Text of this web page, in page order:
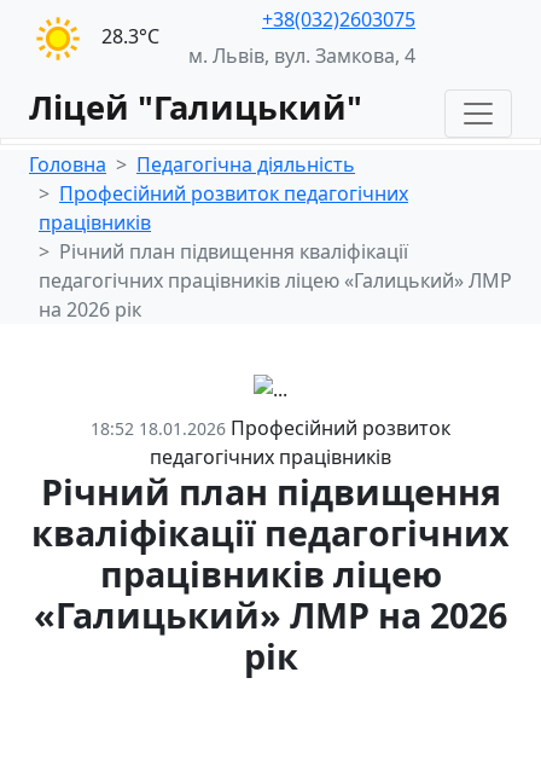
28.3°С
+38(032)2603075
м. Львів, вул. Замкова, 4
Ліцей "Галицький"
Головна
Педагогічна діяльність
Професійний розвиток педагогічних
працівників
Річний план підвищення кваліфікації
педагогічних працівників ліцею «Галицький» ЛМР
на 2026 рік
18:52 18.01.2026 Професійний розвиток
педагогічних працівників
Річний план підвищення
кваліфікації педагогічних
працівників ліцею
«Галицький» ЛМР на 2026
рік